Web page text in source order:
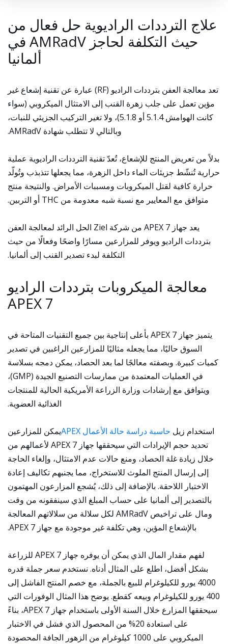
علاج الترددات الراديوية حل فعال من
حيث التكلفة لحاجز AMRadV في
ألمانيا
تعد معالجة العفن بترددات الراديو (RF) عبارة عن تقنية إشعاع غير
مؤين تعمل على جلب زهرة القنب إلى الامتثال الميكروبي (سواء
كانت الهوامش 5.1.4 أو 5.1.8)، ولا تغير التركيب الجزيئي للنبات،
وبالتالي لا تتطلب شهادة AMRadV.
بدلاً من تعريض المنتج للإشعاع، تُعدّ تقنية الترددات الراديوية عملية
حرارية تُنشّط جزيئات الماء داخل الزهرة، مما يجعلها تتذبذب وتُولّد
حرارة كافية لقتل الميكروبات ومسببات الأمراض. والنتيجة منتج
متوافق مع المعايير مع نسبة شبه معدومة من THC أو التربين.
يعد جهاز APEX 7 من شركة Ziel الحل الرائد لمعالجة العفن
بترددات الراديو ويوفر للمزارعين مسارًا واضحًا وفعالًا من حيث
التكلفة لبدء تصدير القنب إلى ألمانيا.
معالجة الميكروبات بترددات الراديو
APEX 7
يتميز جهاز APEX 7 بأعلى إنتاجية بين جميع التقنيات المتاحة في
السوق حاليًا، مما يجعله مثاليًا للمزارعين الراغبين في تصدير
كميات كبيرة. وبصفته معالجًا لما بعد الحصاد، يمكن دمجه بسلاسة
في العمليات المعتمدة من ممارسات التصنيع الجيدة (GMP)،
ويتوافق مع إرشادات وزارة الزراعة الأمريكية الحالية للمنتجات
الغذائية العضوية.
استخدام زيل حاسبة دراسة حالة الأعمال APEX
يمكن للمزارعين
تحديد حجم الإيرادات التي سيحققها جهاز APEX 7 لأعمالهم من
خلال زيادة غلة الحصاد، ومنع حالات عدم الامتثال، وإلغاء الحاجة
إلى إرسال المنتج الملوث للاستخراج، مما يجنبهم تكاليف إعادة
الاختبار اللاحقة. بالإضافة إلى ذلك، يُشجع المزارعون المهتمون
بالتصدير إلى ألمانيا على حساب المبلغ الذي سينفقونه من وقت
ومال على تراخيص AMRadV لكل سلالة من سلالاتهم المعالجة
بالإشعاع المؤين، وهي تكلفة غير موجودة مع جهاز APEX 7.
لفهم مقدار المال الذي يمكن أن يوفره جهاز APEX 7 للزراعة
بشكل أفضل، اطلع على المثال أدناه. نستخدم سعر جملة قدره
4000 يورو للكيلوغرام للبيع بالجملة، مع خصم المنتج الفاشل إلى
400 يورو للكيلوغرام وبيعه كقطع. يوضح هذا المثال الوفورات التي
سيحققها المزارع خلال السنة الأولى باستخدام جهاز APEX 7، بناءً
على استعادة 20% من المحصول الذي فشل في الاختبار
الميكروبي على 1000 كيلوغرام من الزهور الجافة المحصودة